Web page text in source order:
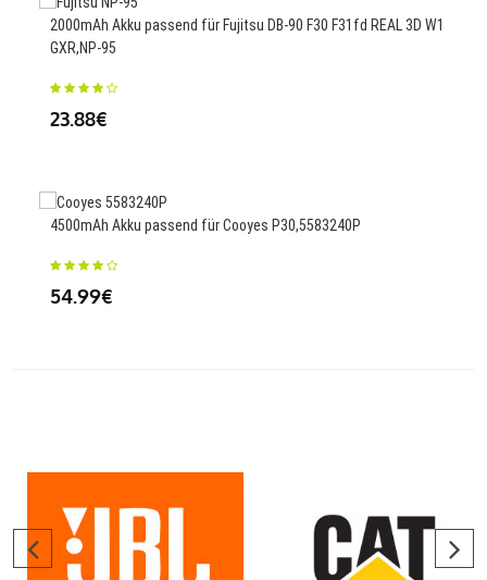
2000mAh Akku passend für Fujitsu DB-90 F30 F31fd REAL 3D W1
GXR,NP-95
23.88€
4500mAh Akku passend für Cooyes P30,5583240P
54.99€